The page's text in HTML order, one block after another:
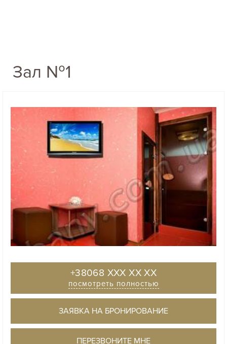
Зал №1
+38068 XXX XX XX
посмотреть полностью
ЗАЯВКА НА БРОНИРОВАНИЕ
ПЕРЕЗВОНИТЕ МНЕ